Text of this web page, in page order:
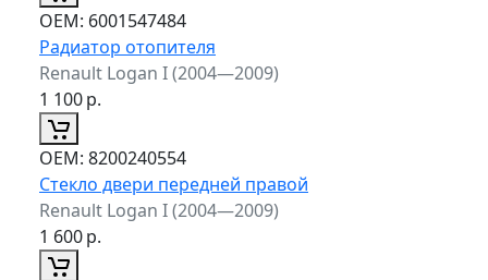
ОЕМ: 6001547484
Радиатор отопителя
Renault Logan I (2004—2009)
1 100р.
ОЕМ: 8200240554
Стекло двери передней правой
Renault Logan I (2004—2009)
1 600р.